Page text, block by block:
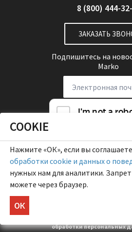
8 (800) 444-
ЗАКАЗАТЬ
Подпишитесь на
Marko
обработки персональных
COOKIE
Нажмите «ОК», если вы
обработки cookie и данных о
нужных нам для аналитики.
можете через браузер.
ОК